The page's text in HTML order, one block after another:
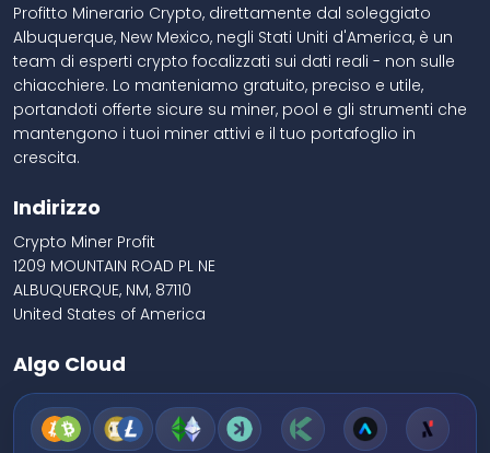
Profitto Minerario Crypto, direttamente dal soleggiato
Albuquerque, New Mexico, negli Stati Uniti d'America, è un
team di esperti crypto focalizzati sui dati reali - non sulle
chiacchiere. Lo manteniamo gratuito, preciso e utile,
portandoti offerte sicure su miner, pool e gli strumenti che
mantengono i tuoi miner attivi e il tuo portafoglio in
crescita.
Indirizzo
Crypto Miner Profit
1209 MOUNTAIN ROAD PL NE
ALBUQUERQUE, NM, 87110
United States of America
Algo Cloud